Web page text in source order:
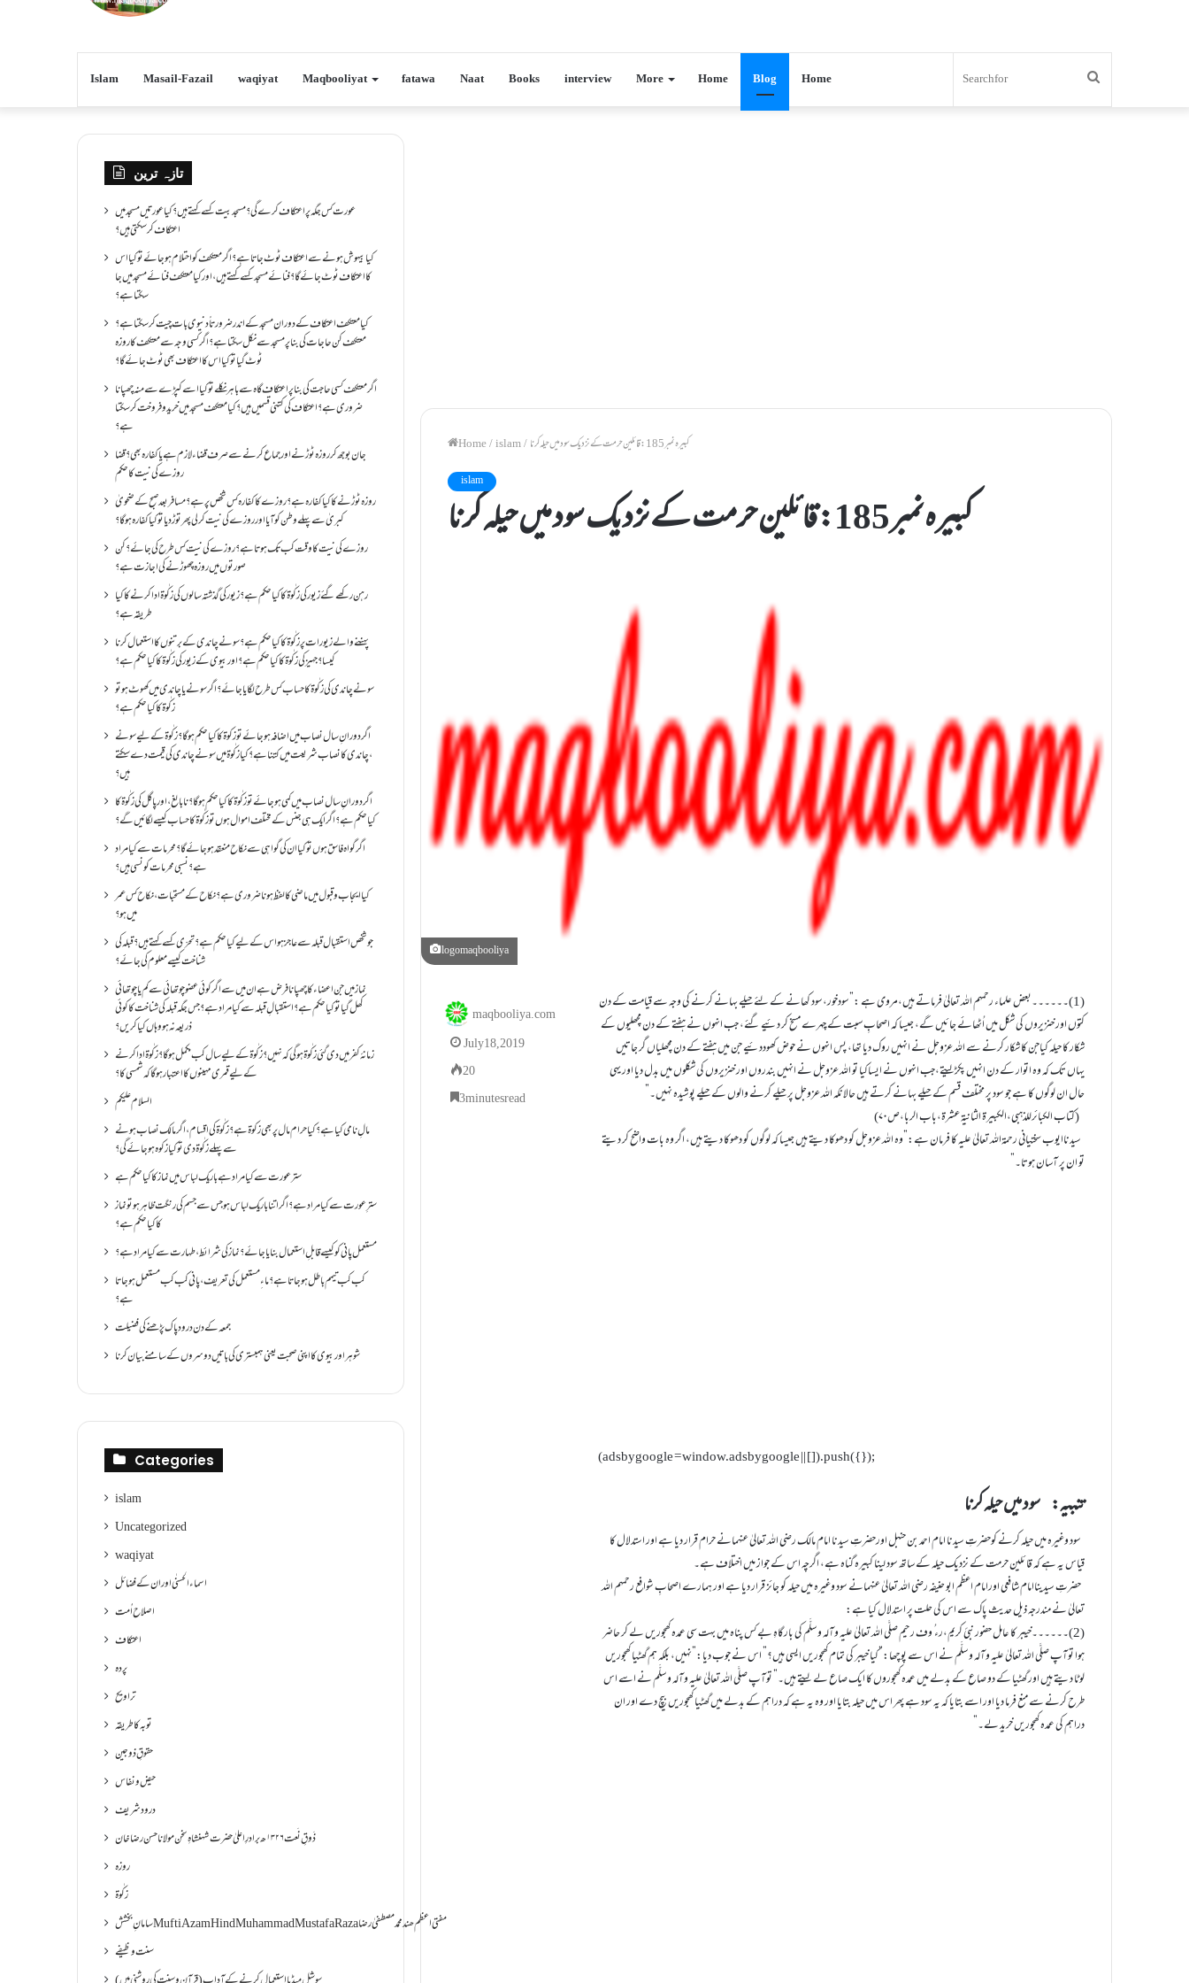
Islam Masail-Fazail waqiyat Maqbooliyat fatawa Naat Books interview More Home Blog Home
Home/islam/ کبيرہ نمبر185: قائلين حرمت کے نزد يک سود ميں حيلہ کرنا
islam
کبيرہ نمبر185: قائلين حرمت کے نزد يک سود ميں حيلہ کرنا
logomaqbooliya
(1)۔۔۔۔۔۔بعض علماء رحمہم اللہ تعالیٰ فرماتے ہيں،مروی ہے :”سودخور،سود کھانے کے لئے حيلے بہانے کرنے کی وجہ سے قيامت کے دن
کتوں اور خنزيروں کی شکل ميں اُٹھائے جائيں گے، جيسا کہ اصحابِ سبت کے چہرے مسخ کر دئيے گئے، جب انہوں نے ہفتے کے دن مچھليوں کے
شکار کا حيلہ کياجن کا شکار کرنے سے اللہ عزوجل نے انہيں روک ديا تھا، پس انہوں نے حوض کھوددئيے جن ميں ہفتے کے دن مچھلياں گر جاتيں
يہاں تک کہ وہ اتوار کے دن انہيں پکڑليتے،جب انہوں نے ايساکيا تو اللہ عزوجل نے انہيں بندروں اور خنزيروں کی شکلوں ميں بدل ديا اور یہی
حال ان لوگوں کا ہے جو سود پر مختلف قسم کے حيلے بہانے کرتے ہيں حالانکہ اللہ عزوجل پر حيلے کرنے والوں کے حيلے پوشيدہ نہيں۔”
(کتاب الکبائرللذہبی،الکبیرۃ الثانیۃ عشرۃ،باب الربا،ص۷۰)
سیدناايوب سختيانی رحمۃاللہ تعالیٰ علیہ کا فرمان ہے:”وہ اللہ عزوجل کو دھوکا ديتے ہيں جيسا کہ لوگوں کو دھوکا ديتے ہيں، اگر وہ بات واضح کر ديتے
تو ان پر آسان ہوتا۔”
(adsbygoogle = window.adsbygoogle || []).push({});
تنبیہ: سود میں حیلہ کرنا
سود وغيرہ ميں حيلہ کرنے کوحضرتِ سیدنا امام احمد بن حنبل اورحضرتِ سیدنا امام مالک رضی اللہ تعالیٰ عنہمانے حرام قرار ديا ہے اور استدلال کا
قياس يہ ہے کہ قائلين حرمت کے نزديک حيلہ کے ساتھ سود لينا کبيرہ گناہ ہے، اگرچہ اس کے جواز ميں اختلاف ہے۔
حضرتِ سیدیناامام شافعی اورامام اعظم ابو حنيفہ رضی اللہ تعالیٰ عنہمانے سود وغيرہ ميں حيلہ کو جائز قرار ديا ہے اور ہمارے اصحابِ شوافع رحمہم اللہ
تعالیٰ نے مندرجہ ذیل حديث پاک سے اس کی حلت پر استدلال کیا ہے:
(2)۔۔۔۔۔۔خيبر کا عامل حضور نبئ کريم،رء ُ وف رحیم صلَّی اللہ تعالیٰ علیہ وآلہ و سلَّم کی بارگاہِ بے کس پناہ ميں بہت سی عمدہ کھجوريں لے کر حاضر
ہوا توآپ صلَّی اللہ تعالیٰ علیہ وآلہ و سلَّم نے اس سے پوچھا:”کيا خيبر کی تمام کھجوريں ايسی ہيں؟” اس نے جوب ديا:”نہيں، بلکہ ہم گھٹيا کھجوريں
لوٹا ديتے ہيں اور گھٹيا کے دو صاع کے بدلے ميں عمدہ کھجوروں کا ايک صاع لے ليتے ہيں۔” توآپ صلَّی اللہ تعالیٰ علیہ وآلہ و سلَّم نے اسے اس
طرح کرنے سے منع فرما ديا اور اسے بتايا کہ يہ سود ہے پھر اس ميں حيلہ بتايا اور وہ يہ ہے کہ دراہم کے بدلے ميں گھٹيا کھجوريں بيچ دے اور ان
دراہم کی عمدہ کھجوريں خريد لے۔”
maqbooliya.com
July 18, 2019
20
3 minutes read
تازہ ترین
عورت کس جگہ پر اعتکاف کرے گی؟مسجد بیت کسے کہتے ہیں؟کیا عورتیں مسجد میں
اعتکاف کر سکتی ہیں؟
کیا بیہوش ہونے سے اعتکاف ٹوٹ جاتا ہے؟ اگر معتکف کو احتلام ہو جائے تو کیا اس
کا اعتکاف ٹوٹ جائے گا؟فنائے مسجد کسے کہتے ہیں ، اور کیا معتکف فنائے مسجد میں جا
سکتا ہے؟
کیا معتکف اعتکاف کے دوران مسجد کے اندر ضرورتاً دنیوی بات چیت کر سکتا ہے؟
معتکف کن حاجات کی بنا پر مسجد سے نکل سکتا ہے؟ اگر کسی وجہ سے معتکف کا روزہ
ٹوٹ گیا تو کیا اس کا اعتکاف بھی ٹوٹ جائے گا؟
اگر معتکف کسی حاجت کی بنا پر اعتکاف گاہ سے باہر نکلے تو کیا اسے کپڑے سے منہ چھپانا
ضروری ہے؟اعتکاف کی کتنی قسمیں ہیں؟کیا معتکف مسجد میں خرید و فروخت کر سکتا
ہے؟
جان بوجھ کر روزہ ٹوڑنے اور جماع کرنے سے صرف قضاء لازم ہے یا کفارہ بھی؟ قضا
روزے کی نیت کا حکم
روزہ ٹوڑنے کا کیا کفارہ ہے؟روزے کا کفارہ کس شخص پر ہے؟ مسافر بعد صبح کے ضحویٰ
کبریٰ سے پہلے وطن کو آیا اور روزے کی نیت کر لی پھر توڑ دیا تو کیا کفارہ ہو گا؟
روزے کی نیت کا وقت کب تک ہوتا ہے؟ روزے کی نیت کس طرح کی جائے؟ کن
صورتوں میں روزہ چھوڑنے کی اجازت ہے؟
رہن رکھے گئے زیور کی زکٰوۃ کا کیا حکم ہے؟زیور کی گذشتہ سالوں کی زکٰوۃ ادا کرنے کا کیا
طریقہ ہے؟
پہننے والے زیورات پر زکٰوۃ کا کیا حکم ہے؟ سونے چاندی کے برتنوں کا استعمال کرنا
کیسا؟ جہیز کی زکٰوۃ کا کیا حکم ہے؟ اور بیوی کے زیور کی زکٰوۃ کا کیا حکم ہے؟
سونے چاندی کی زکٰوۃ کا حساب کس طرح لگایا جائے؟ اگر سونے یا چاندی میں کھوٹ ہو تو
زکٰوۃ کا کیا حکم ہے؟
اگر دورانِ سال نصاب میں اضافہ ہو جائے تو زکوۃ کا کیا حکم ہو گا؟ زکٰوۃ کے لیے سونے
،چاندی کا نصاب شریعت میں کتنا ہے؟ کیا زکٰوۃ میں سونے چاندی کی قیمت دے سکتے
ہیں؟
اگر دورانِ سال نصاب میں کمی ہو جائے تو زکٰوۃ کا کیا حکم ہو گا؟ نا بالغ ، اور پاگل کی زکٰوۃ کا
کیا حکم ہے؟ اگر ایک ہی جنس کے مختلف اموال ہوں تو زکٰوۃ کا حساب کیسے لگائیں گے؟
اگر گواہ فاسق ہوں تو کیا ان کی گواہی سے نکاح منعقد ہو جائے گا؟ محرمات سے کیا مراد
ہے؟ نسبی محرمات کونسی ہیں؟
کیا ایجاب و قبول میں ماضی کا لفظ ہونا ضروری ہے؟ نکاح کے مستحبات، نکاح کس عمر
میں ہو؟
جو شخص استقبال قبلہ سے عاجز ہو اس کے لیے کیا حکم ہے؟ تحرّی کسے کہتے ہیں؟ قبلہ کی
شناخت کیسے معلوم کی جائے؟
نماز میں جن اعضاء کا چھپانا فرض ہے ان میں سے اگر کوئی عضو چوتھائی سے کم یا چوتھائی
کھل گیا تو کیا حکم ہے؟استقبالِ قبلہ سے کیا مراد ہے؟جس جگہ قبلہ کی شناخت کا کوئی
ذریعہ نہ ہو وہاں کیا کریں؟
زمانۂ کفر میں دی گئی زکٰوۃ ہو گی کہ نہیں؟زکٰوۃ کے لیے سال کب مکمل ہو گا؟زکٰوۃ ادا کرنے
کے لیے قمری مہینوں کا اعتبار ہو گا کہ شمسی کا؟
السلام علیکم
مالِ نامی کیا ہے؟ کیا حرام مال پر بھی زکوۃ ہے؟ زکٰوۃ کی اقسام ،اگر مالک نصاب ہونے
سے پہلے زکٰوۃ دی تو کیا زکوه ہو جائےگی؟
ستر عورت سے کیا مراد ہے باریک لباس میں نماز کا کیا حکم ہے
سترِ عورت سے کیا مراد ہے؟اگر اتنا باریک لباس ہو جس سے جسم کی رنگت ظاہر ہو تو نماز
کا کیا حکم ہے؟
مستعمل پانی کو کیسے قابلِ استعمال بنایا جائے؟ نماز کی شرائط ،طہارت سے کیا مراد ہے؟
کب کب تیمم باطل ہو جاتا ہے؟ ماءِ مستعمل کی تعریف ،پانی کب کب مستعمل ہو جاتا
ہے؟
جمعہ کے دن درود پاک پڑھنے کی فضیلت
شوہر اور بیوی کا اپنی صحبت یعنی ہمبستری کی باتیں دوسروں کے سامنے بیان کرنا
Categories
islam
Uncategorized
waqiyat
اسماءالحسنٰی اور ان کے فضائل
اصلاح اُمت
اعتکاف
پردہ
تراویح
توبہ کا طریقہ
حقوقِ ذوجین
حیض و نفاس
درود شریف
ذَوقِ نَعت ۱۳۲۶ھ برادرِ اعلیٰ حضرت شہنشاہِ سخن مولانا حسن رضا خان
روزہ
زکٰوۃ
سامانِ بخشش Mufti Azam Hind Muhammad Mustafa Raza مفتی اعظم ھند محمد مصطفیٰ رضا
سنت وظیفے